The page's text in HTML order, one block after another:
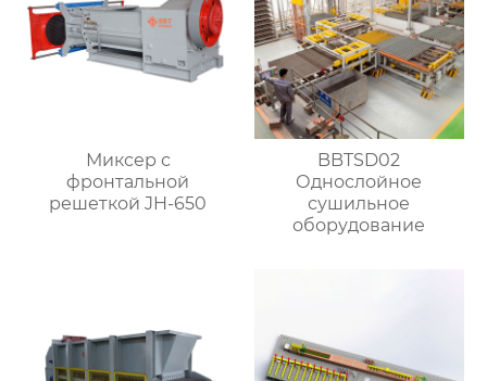
Миксер с
фронтальной
решеткой JH-650
BBTSD02
Однослойное
сушильное
оборудование